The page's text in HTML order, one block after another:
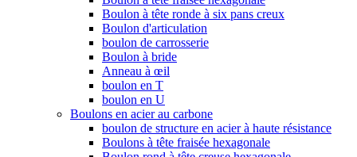
Boulon à tête ronde à six pans creux
Boulon d'articulation
boulon de carrosserie
Boulon à bride
Anneau à œil
boulon en T
boulon en U
Boulons en acier au carbone
boulon de structure en acier à haute résistance
Boulons à tête fraisée hexagonale